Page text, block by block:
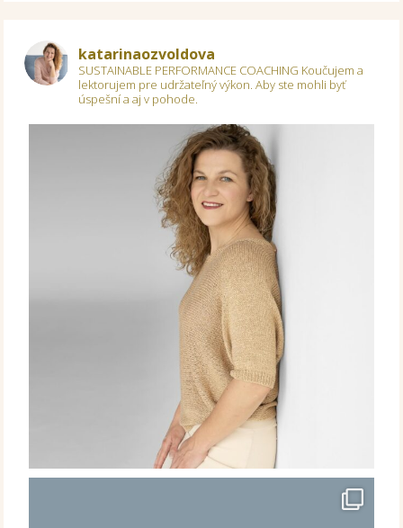
katarinaozvoldova
SUSTAINABLE PERFORMANCE COACHING Koučujem a
lektorujem pre udržateľný výkon.Aby ste mohli byť
úspešní a aj v pohode.